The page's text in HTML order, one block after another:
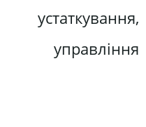
управління